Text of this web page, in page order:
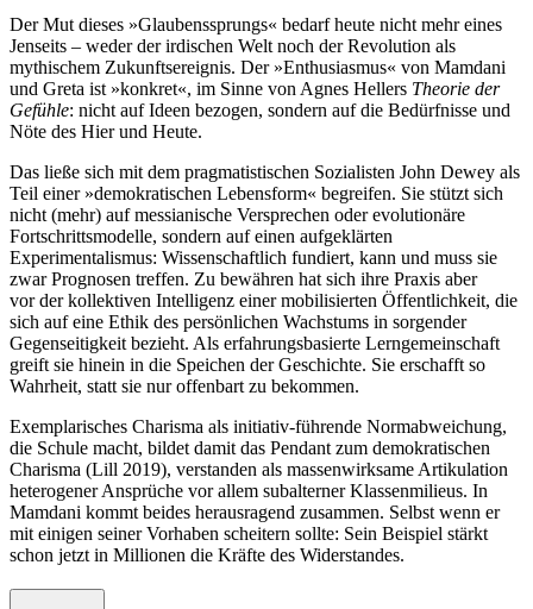
Der Mut dieses »Glaubenssprungs« bedarf heute nicht mehr eines
Jenseits – weder der irdischen Welt noch der Revolution als
mythischem Zukunftsereignis. Der »Enthusiasmus« von Mamdani
und Greta ist »konkret«, im Sinne von Agnes Hellers Theorie der
Gefühle: nicht auf Ideen bezogen, sondern auf die Bedürfnisse und
Nöte des Hier und Heute.
Das ließe sich mit dem pragmatistischen Sozialisten John Dewey als
Teil einer »demokratischen Lebensform« begreifen. Sie stützt sich
nicht (mehr) auf messianische Versprechen oder evolutionäre
Fortschrittsmodelle, sondern auf einen aufgeklärten
Experimentalismus: Wissenschaftlich fundiert, kann und muss sie
zwar Prognosen treffen. Zu bewähren hat sich ihre Praxis aber
vor der kollektiven Intelligenz einer mobilisierten Öffentlichkeit, die
sich auf eine Ethik des persönlichen Wachstums in sorgender
Gegenseitigkeit bezieht. Als erfahrungsbasierte Lerngemeinschaft
greift sie hinein in die Speichen der Geschichte. Sie erschafft so
Wahrheit, statt sie nur offenbart zu bekommen.
Exemplarisches Charisma als initiativ-führende Normabweichung,
die Schule macht, bildet damit das Pendant zum demokratischen
Charisma (Lill 2019), verstanden als massenwirksame Artikulation
heterogener Ansprüche vor allem subalterner Klassenmilieus. In
Mamdani kommt beides herausragend zusammen. Selbst wenn er
mit einigen seiner Vorhaben scheitern sollte: Sein Beispiel stärkt
schon jetzt in Millionen die Kräfte des Widerstandes.